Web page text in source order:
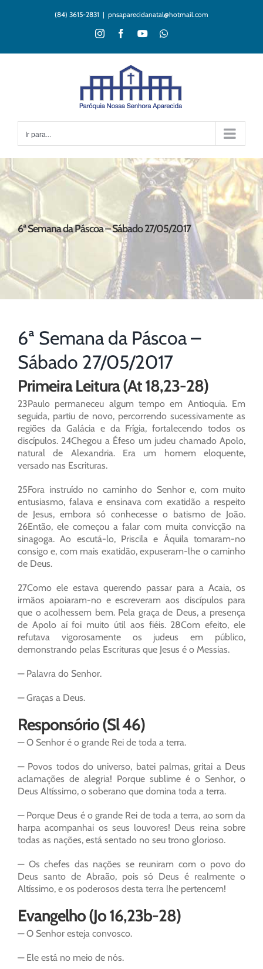
(84) 3615-2831 | pnsaparecidanatal@hotmail.com
InstagramFacebookYouTubeWhatsApp
Ir para...
6ª Semana da Páscoa – Sábado 27/05/2017
6ª Semana da Páscoa –
Sábado 27/05/2017
Primeira Leitura (At 18,23-28)
23Paulo permaneceu algum tempo em Antioquia. Em
seguida, partiu de novo, percorrendo sucessivamente as
regiões da Galácia e da Frígia, fortalecendo todos os
discípulos. 24Chegou a Éfeso um judeu chamado Apolo,
natural de Alexandria. Era um homem eloquente,
versado nas Escrituras.
25Fora instruído no caminho do Senhor e, com muito
entusiasmo, falava e ensinava com exatidão a respeito
de Jesus, embora só conhecesse o batismo de João.
26Então, ele começou a falar com muita convicção na
sinagoga. Ao escutá-lo, Priscila e Áquila tomaram-no
consigo e, com mais exatidão, expuseram-lhe o caminho
de Deus.
27Como ele estava querendo passar para a Acaia, os
irmãos apoiaram-no e escreveram aos discípulos para
que o acolhessem bem. Pela graça de Deus, a presença
de Apolo aí foi muito útil aos fiéis. 28Com efeito, ele
refutava vigorosamente os judeus em público,
demonstrando pelas Escrituras que Jesus é o Messias.
— Palavra do Senhor.
— Graças a Deus.
Responsório (Sl 46)
— O Senhor é o grande Rei de toda a terra.
— Povos todos do universo, batei palmas, gritai a Deus
aclamações de alegria! Porque sublime é o Senhor, o
Deus Altíssimo, o soberano que domina toda a terra.
— Porque Deus é o grande Rei de toda a terra, ao som da
harpa acompanhai os seus louvores! Deus reina sobre
todas as nações, está sentado no seu trono glorioso.
— Os chefes das nações se reuniram com o povo do
Deus santo de Abraão, pois só Deus é realmente o
Altíssimo, e os poderosos desta terra lhe pertencem!
Evangelho (Jo 16,23b-28)
— O Senhor esteja convosco.
— Ele está no meio de nós.